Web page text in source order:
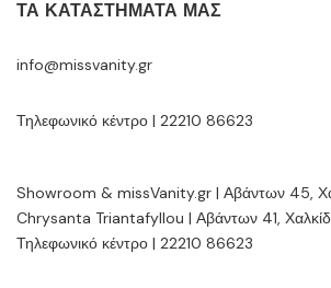
ΤΑ ΚΑΤΑΣΤΉΜΑΤΆ ΜΑΣ
info@missvanity.gr
Τηλεφωνικό κέντρο | 22210 86623
Showroom & missVanity.gr | Αβάντων 45,
Chrysanta Triantafyllou | Αβάντων 41,
Τηλεφωνικό κέντρο | 22210 86623